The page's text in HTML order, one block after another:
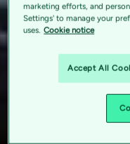
marketing efforts, and
Settings' to manage your
uses. Cookie notice
Accept All